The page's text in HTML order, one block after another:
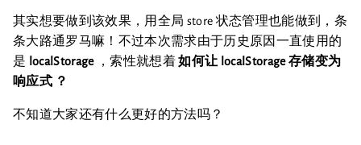
其实想要做到该效果，用全局 store 状态管理也能做到，条
条大路通罗马嘛！不过本次需求由于历史原因一直使用的
是 localStorage，索性就想着如何让 localStorage 存储变为
响应式 ？
不知道大家还有什么更好的方法吗？